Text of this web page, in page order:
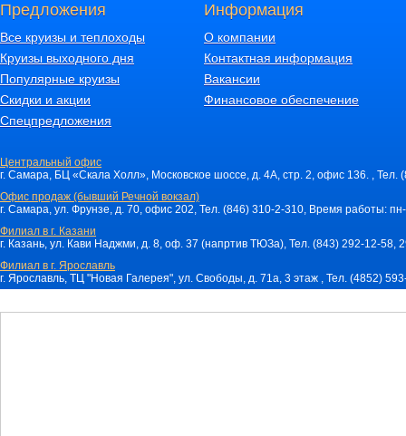
Предложения
Все круизы и теплоходы
Круизы выходного дня
Популярные круизы
Скидки и акции
Спецпредложения
Информация
О компании
Контактная информация
Вакансии
Финансовое обеспечение
Центральный офис
г. Самара, БЦ «Скала Холл», Московское шоссе, д. 4А, стр. 2, офис 136. ,
Офис продаж (бывший Речной вокзал)
г. Самара, ул. Фрунзе, д. 70, офис 202, Тел. (846) 310-2-310, Время работы:
Филиал в г. Казани
г. Казань, ул. Кави Наджми, д. 8, оф. 37 (напртив ТЮЗа), Тел. (843) 292-12-
Филиал в г. Ярославль
г. Ярославль, ТЦ "Новая Галерея", ул. Свободы, д. 71a, 3 этаж , Тел. (4852)